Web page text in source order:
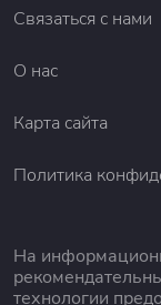
Связаться с нами
О нас
Карта сайта
Политика
На
технологии